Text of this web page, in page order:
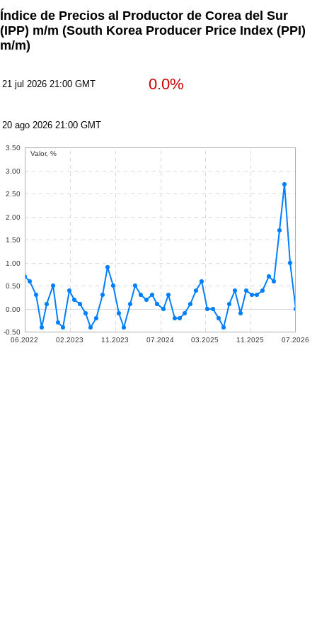
Índice de Precios al Productor de Corea del Sur
(IPP) m/m (South Korea Producer Price Index (PPI)
m/m)
21 jul 2026 21:00 GMT 0.0%
20 ago 2026 21:00 GMT